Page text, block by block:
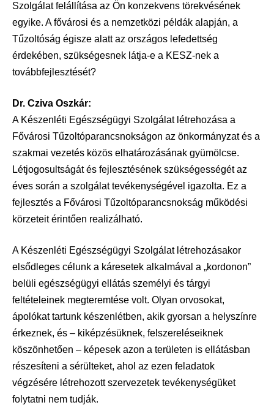
Szolgálat felállítása az Ön konzekvens törekvésének
egyike. A fővárosi és a nemzetközi példák alapján, a
Tűzoltóság égisze alatt az országos lefedettség
érdekében, szükségesnek látja-e a KESZ-nek a
továbbfejlesztését?
Dr. Cziva Oszkár:
A Készenléti Egészségügyi Szolgálat létrehozása a
Fővárosi Tűzoltóparancsnokságon az önkormányzat és a
szakmai vezetés közös elhatározásának gyümölcse.
Létjogosultságát és fejlesztésének szükségességét az
éves során a szolgálat tevékenységével igazolta. Ez a
fejlesztés a Fővárosi Tűzoltóparancsnokság működési
körzeteit érintően realizálható.
A Készenléti Egészségügyi Szolgálat létrehozásakor
elsődleges célunk a káresetek alkalmával a „kordonon”
belüli egészségügyi ellátás személyi és tárgyi
feltételeinek megteremtése volt. Olyan orvosokat,
ápolókat tartunk készenlétben, akik gyorsan a helyszínre
érkeznek, és – kiképzésüknek, felszereléseiknek
köszönhetően – képesek azon a területen is ellátásban
részesíteni a sérülteket, ahol az ezen feladatok
végzésére létrehozott szervezetek tevékenységüket
folytatni nem tudják.